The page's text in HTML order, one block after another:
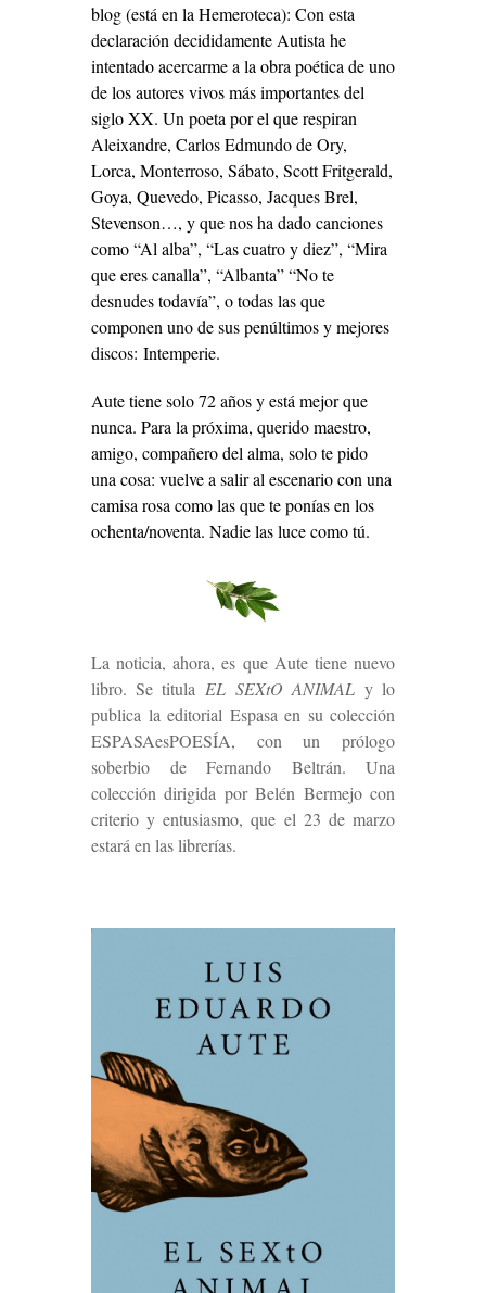
blog (está en la Hemeroteca): Con esta
declaración decididamente Autista he
intentado acercarme a la obra poética de uno
de los autores vivos más importantes del
siglo XX. Un poeta por el que respiran
Aleixandre, Carlos Edmundo de Ory,
Lorca, Monterroso, Sábato, Scott Fritgerald,
Goya, Quevedo, Picasso, Jacques Brel,
Stevenson…, y que nos ha dado canciones
como “Al alba”, “Las cuatro y diez”, “Mira
que eres canalla”, “Albanta” “No te
desnudes todavía”, o todas las que
componen uno de sus penúltimos y mejores
discos: Intemperie.
Aute tiene solo 72 años y está mejor que
nunca. Para la próxima, querido maestro,
amigo, compañero del alma, solo te pido
una cosa: vuelve a salir al escenario con una
camisa rosa como las que te ponías en los
ochenta/noventa. Nadie las luce como tú.
La noticia, ahora, es que Aute tiene nuevo
libro. Se titula EL SEXtO ANIMALy lo
publica la editorial Espasa en su colección
ESPASAesPOESÍA, con un prólogo
soberbio de Fernando Beltrán. Una
colección dirigida por Belén Bermejo con
criterio y entusiasmo, que el 23 de marzo
estará en las librerías.